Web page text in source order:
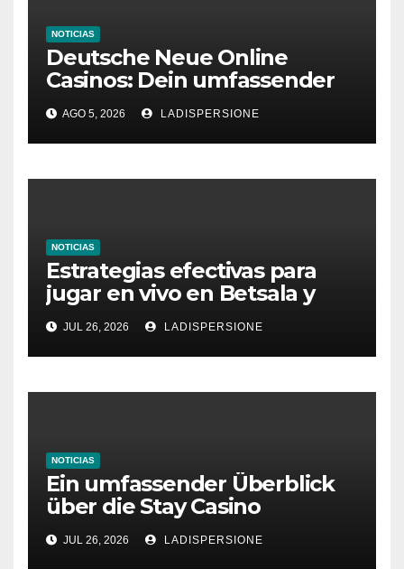
NOTICIAS
Deutsche Neue Online
Casinos: Dein umfassender
Ratgeber für moderne
Glücksspielplattformen
AGO 5, 2026 LADISPERSIONE
NOTICIAS
Estrategias efectivas para
jugar en vivo en Betsala y
aumentar tus ganancias
JUL 26, 2026 LADISPERSIONE
NOTICIAS
Ein umfassender Überblick
über die Stay Casino
Bonusbedingungen
JUL 26, 2026 LADISPERSIONE